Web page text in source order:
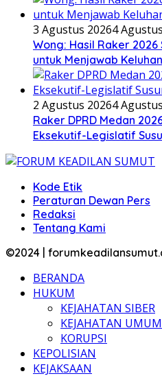
3 Agustus 20264
Wong: Hasil Raker
untuk Menjawab
2 Agustus 20264
Raker DPRD Medan
Eksekutif-Legislatif
Kode Etik
Peraturan Dewan Pers
Redaksi
Tentang Kami
©2024 |
BERANDA
HUKUM
KEJAHATAN SIBER
KEJAHATAN UMUM
KORUPSI
KEPOLISIAN
KEJAKSAAN